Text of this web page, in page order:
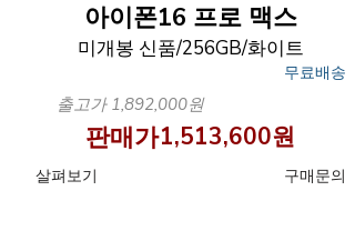
아이폰16 프로 맥스
미개봉 신품/256GB/화이트
무료배송
출고가 1,892,000원
판매가1,513,600원
살펴보기 구매문의